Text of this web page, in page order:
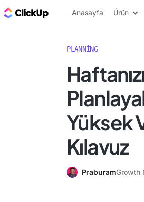
ClickUp Blog
Anasayfa Ürün
PLANNING
Yüksek
Kılavuz
PraburamGrowth